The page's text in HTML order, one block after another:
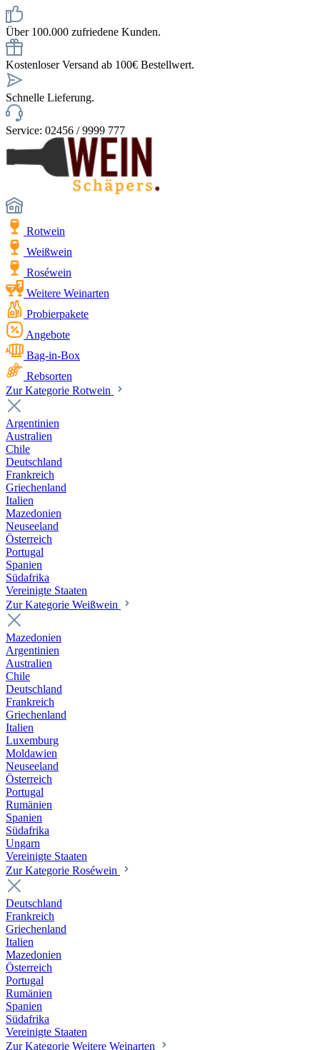
Über 100.000 zufriedene Kunden.
Kostenloser Versand ab 100€ Bestellwert.
Schnelle Lieferung.
Service: 02456 / 9999 777
Rotwein
Weißwein
Roséwein
Weitere Weinarten
Probierpakete
Angebote
Bag-in-Box
Rebsorten
Zur Kategorie Rotwein
Argentinien
Australien
Chile
Deutschland
Frankreich
Griechenland
Italien
Mazedonien
Neuseeland
Österreich
Portugal
Spanien
Südafrika
Vereinigte Staaten
Zur Kategorie Weißwein
Mazedonien
Argentinien
Australien
Chile
Deutschland
Frankreich
Griechenland
Italien
Luxemburg
Moldawien
Neuseeland
Österreich
Portugal
Rumänien
Spanien
Südafrika
Ungarn
Vereinigte Staaten
Zur Kategorie Roséwein
Deutschland
Frankreich
Griechenland
Italien
Mazedonien
Österreich
Portugal
Rumänien
Spanien
Südafrika
Vereinigte Staaten
Zur Kategorie Weitere Weinarten